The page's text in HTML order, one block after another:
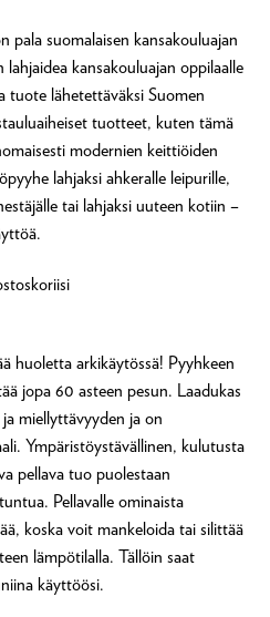
pala suomalaisen kansakouluajan
kansakouluajan oppilaalle
tuote lähetettäväksi Suomen
tuotteet, kuten tämä
modernien keittiöiden
lahjaksi ahkeralle leipurille,
tai lahjaksi uuteen kotiin –
huoletta arkikäytössä! Pyyhkeen
jopa 60 asteen pesun. Laadukas
miellyttävyyden ja on
Ympäristöystävällinen, kulutusta
pellava tuo puolestaan
Pellavalle ominaista
koska voit mankeloida tai silittää
lämpötilalla. Tällöin saat
käyttöösi.